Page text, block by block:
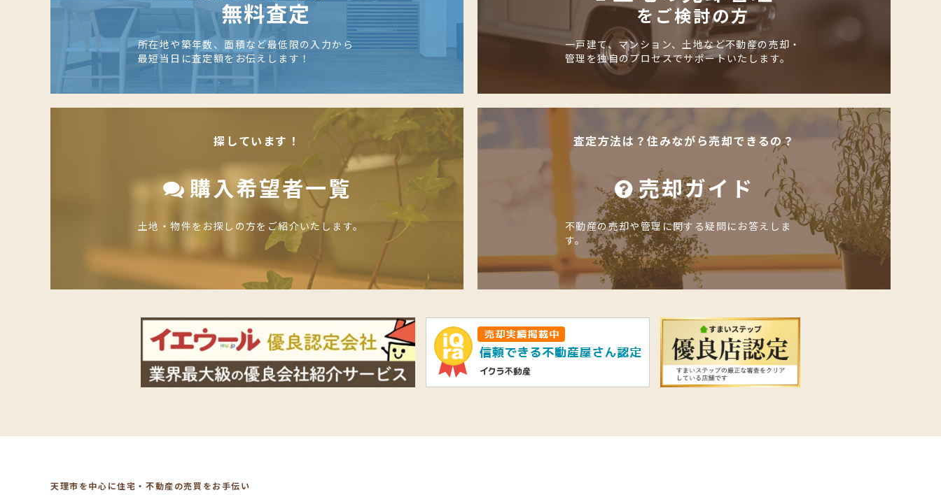
無料査定
所在地や築年数、面積など最低限の入力から
最短当日に査定額をお伝えします！
をご検討の方
一戸建て、マンション、土地など不動産の売却・
管理を独自のプロセスでサポートいたします。
探しています！
購入希望者一覧
土地・物件をお探しの方をご紹介いたします。
査定方法は？住みながら売却できるの？
売却ガイド
不動産の売却や管理に関する疑問にお答えしま
す。
天理市を中心に住宅・不動産の売買をお手伝い